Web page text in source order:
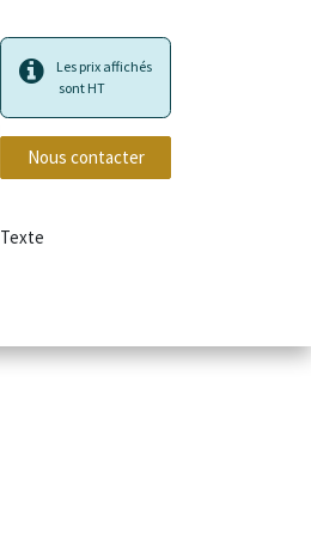
Les prix affichés
sont HT
Nous contacter
Texte